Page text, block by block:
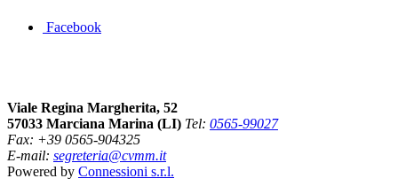
Facebook
Viale Regina Margherita, 52
57033 Marciana Marina (LI) Tel: 0565-99027
Fax: +39 0565-904325
E-mail: segreteria@cvmm.it
Powered by Connessioni s.r.l.